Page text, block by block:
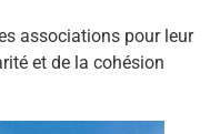
associations pour leur
et de la cohésion